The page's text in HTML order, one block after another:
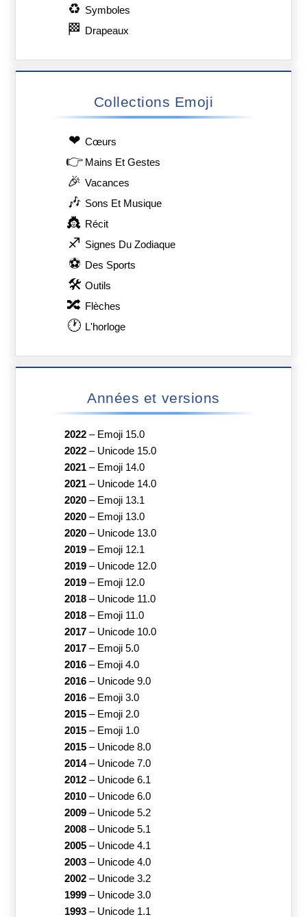
♻ Symboles
🏁 Drapeaux
Collections Emoji
❤ Сœurs
👉 Mains Et Gestes
🎉 Vacances
🎶 Sons Et Musique
👸 Récit
♐ Signes Du Zodiaque
⚽ Des Sports
🛠 Outils
🔀 Flèches
🕐 L'horloge
Années et versions
2022– Emoji 15.0
2022– Unicode 15.0
2021– Emoji 14.0
2021– Unicode 14.0
2020– Emoji 13.1
2020– Emoji 13.0
2020– Unicode 13.0
2019– Emoji 12.1
2019– Unicode 12.0
2019– Emoji 12.0
2018– Unicode 11.0
2018– Emoji 11.0
2017– Unicode 10.0
2017– Emoji 5.0
2016– Emoji 4.0
2016– Unicode 9.0
2016– Emoji 3.0
2015– Emoji 2.0
2015– Emoji 1.0
2015– Unicode 8.0
2014– Unicode 7.0
2012– Unicode 6.1
2010– Unicode 6.0
2009– Unicode 5.2
2008– Unicode 5.1
2005– Unicode 4.1
2003– Unicode 4.0
2002– Unicode 3.2
1999– Unicode 3.0
1993– Unicode 1.1